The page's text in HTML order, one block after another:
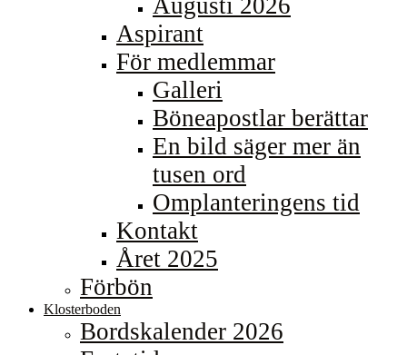
Aspirant
För medlemmar
Galleri
Böneapostlar berättar
En bild säger mer än
tusen ord
Omplanteringens tid
Kontakt
Året 2025
Förbön
Klosterboden
Bordskalender 2026